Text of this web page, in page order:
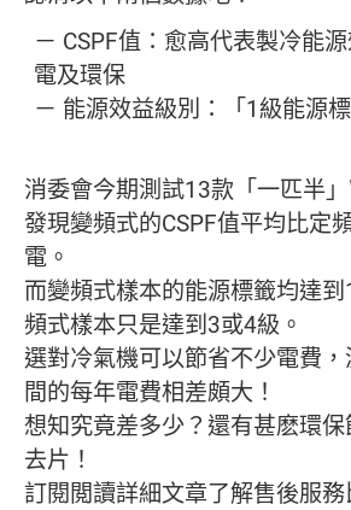
－ CSPF值：愈高代表製冷能
電及環保
－ 能源效益級別：「1級能源
消委會今期測試13款「一匹半
發現變頻式的CSPF值平均比定
電。
而變頻式樣本的能源標籤均達
頻式樣本只是達到3或4級。
選對冷氣機可以節省不少電費
間的每年電費相差頗大！
想知究竟差多少？還有甚麽環
去片！
訂閱閲讀詳細文章了解售後服務